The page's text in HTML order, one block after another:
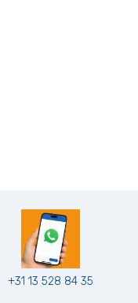
+31 13 528 84 35